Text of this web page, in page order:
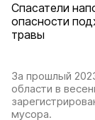
Спасатели
опасности
травы
За прошлый
области в
мусора.